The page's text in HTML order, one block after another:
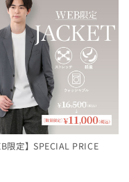
限定】SPECIAL PRICE